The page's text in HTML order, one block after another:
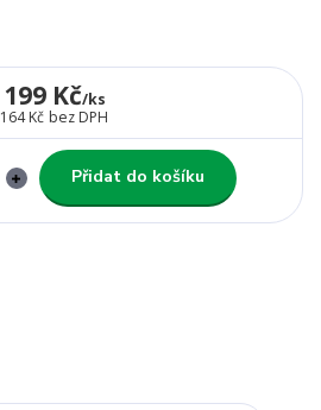
199 Kč/ks
164 Kč bez DPH
Přidat do košíku